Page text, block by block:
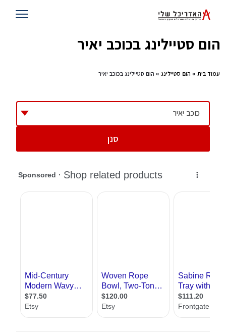
הום סטיילינג בכוכב יאיר
עמוד בית » הום סטיילינג » הום סטיילינג בכוכב יאיר
כוכב יאיר
סנן